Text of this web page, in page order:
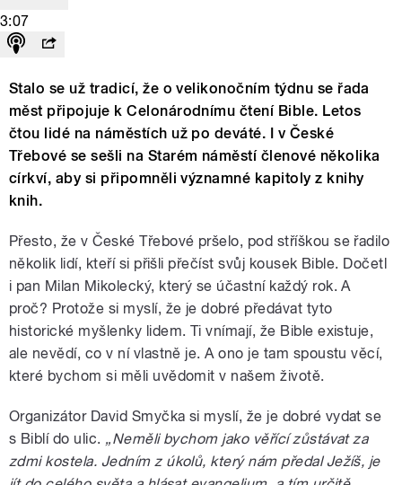
3:07
Stalo se už tradicí, že o velikonočním týdnu se řada
měst připojuje k Celonárodnímu čtení Bible. Letos
čtou lidé na náměstích už po deváté. I v České
Třebové se sešli na Starém náměstí členové několika
církví, aby si připomněli významné kapitoly z knihy
knih.
Přesto, že v České Třebové pršelo, pod stříškou se řadilo
několik lidí, kteří si přišli přečíst svůj kousek Bible. Dočetl
i pan Milan Mikolecký, který se účastní každý rok. A
proč? Protože si myslí, že je dobré předávat tyto
historické myšlenky lidem. Ti vnímají, že Bible existuje,
ale nevědí, co v ní vlastně je. A ono je tam spoustu věcí,
které bychom si měli uvědomit v našem životě.
Organizátor David Smyčka si myslí, že je dobré vydat se
s Biblí do ulic. „Neměli bychom jako věřící zůstávat za
zdmi kostela. Jedním z úkolů, který nám předal Ježíš, je